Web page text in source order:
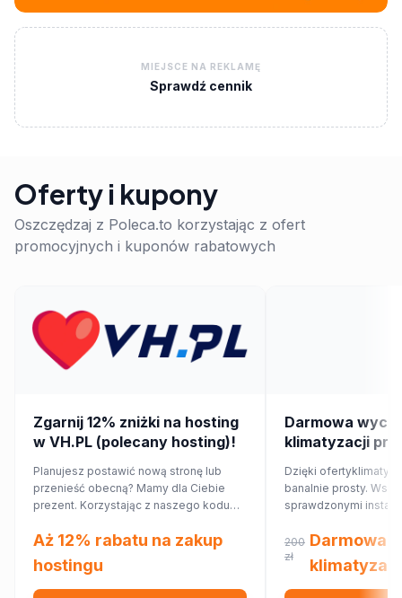
MIEJSCE NA REKLAMĘ
Sprawdź cennik
Oferty i kupony
Oszczędzaj z Poleca.to korzystając z ofert
promocyjnych i kuponów rabatowych
Zgarnij 12% zniżki na hosting
w VH.PL (polecany hosting)!
Planujesz postawić nową stronę lub
przenieść obecną? Mamy dla Ciebie
prezent. Korzystając z naszego kodu
12%!
Aż 12% rabatu na zakup
hostingu
Darmowa
klimatyzacji
Dzięki
banalnie prosty.
sprawdzonymi
Ciebie wycenę
Twojego domu lub
200
zł
Darmowa